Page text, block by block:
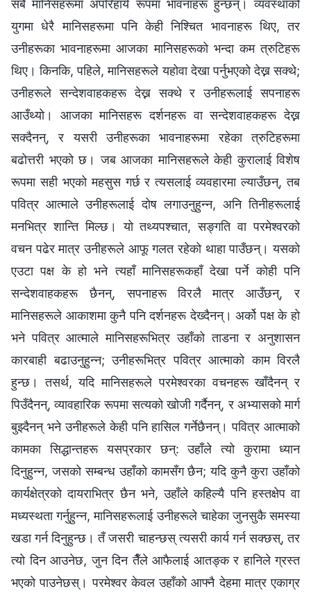
सबै मानिसहरूमा अपरिहार्य रूपमा भावनाहरू हुन्छन्। व्यवस्थाको
युगमा धेरै मानिसहरूमा पनि केही निश्चित भावनाहरू थिए, तर
उनीहरूका भावनाहरूमा आजका मानिसहरूको भन्दा कम त्रुटिहरू
थिए। किनकि, पहिले, मानिसहरूले यहोवा देखा पर्नुभएको देख्न सक्थे;
उनीहरूले सन्देशवाहकहरू देख्न सक्थे र उनीहरूलाई सपनाहरू
आउँथ्यो। आजका मानिसहरू दर्शनहरू वा सन्देशवाहकहरू देख्न
सक्दैनन्, र यसरी उनीहरूका भावनाहरूमा रहेका त्रुटिहरूमा
बढोत्तरी भएको छ। जब आजका मानिसहरूले केही कुरालाई विशेष
रूपमा सही भएको महसुस गर्छ र त्यसलाई व्यवहारमा ल्याउँछन्, तब
पवित्र आत्माले उनीहरूलाई दोष लगाउनुहुन्न, अनि तिनीहरूलाई
मनभित्र शान्ति मिल्छ। यो तथ्यपश्चात, सङ्गति वा परमेश्‍वरको
वचन पढेर मात्र उनीहरूले आफू गलत रहेको थाहा पाउँछन्। यसको
एउटा पक्ष के हो भने त्यहाँ मानिसहरूकहाँ देखा पर्ने कोही पनि
सन्देशवाहकहरू छैनन्, सपनाहरू विरलै मात्र आउँछन्, र
मानिसहरूले आकाशमा कुनै पनि दर्शनहरू देख्दैनन्। अर्को पक्ष के हो
भने पवित्र आत्माले मानिसहरूभित्र उहाँको ताडना र अनुशासन
कारबाही बढाउनुहुन्न; उनीहरूभित्र पवित्र आत्माको काम विरलै
हुन्छ। तसर्थ, यदि मानिसहरूले परमेश्‍वरका वचनहरू खाँदैनन् र
पिउँदैनन्, व्यावहारिक रूपमा सत्यको खोजी गर्दैनन्, र अभ्यासको मार्ग
बुझ्दैनन् भने उनीहरूले केही पनि हासिल गर्नेछैनन्। पवित्र आत्माको
कामका सिद्धान्तहरू यसप्रकार छन्: उहाँले त्यो कुरामा ध्यान
दिनुहुन्न, जसको सम्बन्ध उहाँको कामसँग छैन; यदि कुनै कुरा उहाँको
कार्यक्षेत्रको दायराभित्र छैन भने, उहाँले कहिल्यै पनि हस्तक्षेप वा
मध्यस्थता गर्नुहुन्न, मानिसहरूलाई उनीहरूले चाहेका जुनसुकै समस्या
खडा गर्न दिनुहुन्छ। तँ जसरी चाहन्छस् त्यसरी कार्य गर्न सक्छस्, तर
त्यो दिन आउनेछ, जुन दिन तैँले आफैलाई आतङ्क र हानिले ग्रस्त
भएको पाउनेछस्। परमेश्‍वर केवल उहाँको आफ्नै देहमा मात्र एकाग्र